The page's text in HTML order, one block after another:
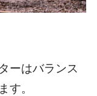
ーはバランス
す。